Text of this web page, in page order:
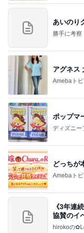
あいのり
勝手に考察
アグネス
Amebaト
ポップマ
ディズニ
どっちが
Amebaト
《3年連
協賛のイ
すぎ
hirokoの